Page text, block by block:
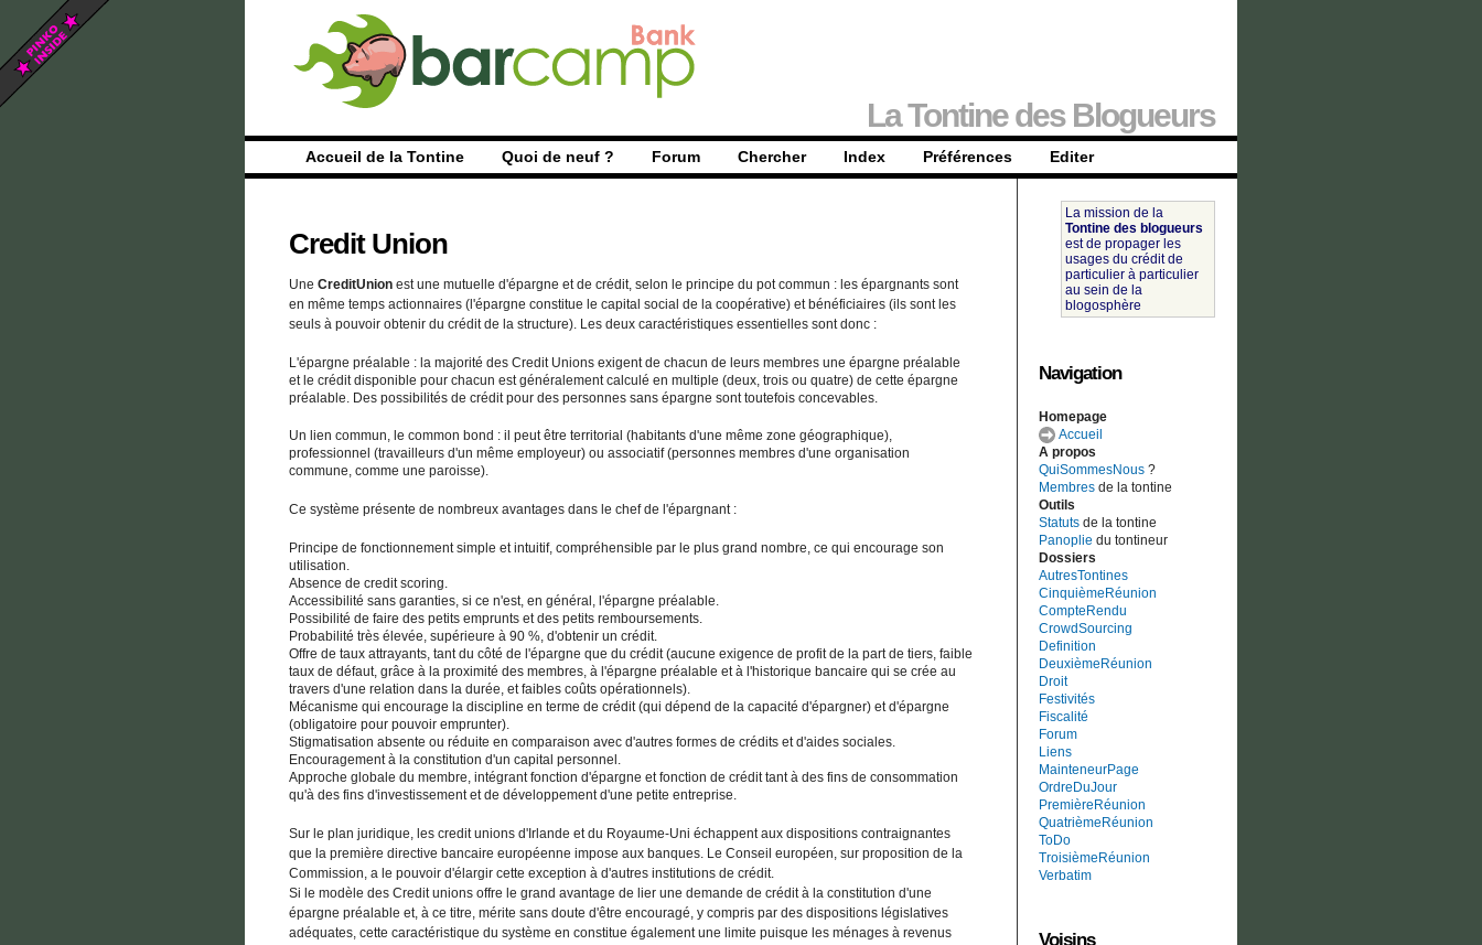
La Tontine des Blogueurs
Accueil de la Tontine Quoi de neuf ? Forum Chercher Index Préférences Editer
Credit Union
Une CreditUnion est une mutuelle d'épargne et de crédit, selon le principe du pot commun : les épargnants sont
en même temps actionnaires (l'épargne constitue le capital social de la coopérative) et bénéficiaires (ils sont les
seuls à pouvoir obtenir du crédit de la structure). Les deux caractéristiques essentielles sont donc :
L'épargne préalable : la majorité des Credit Unions exigent de chacun de leurs membres une épargne préalable
et le crédit disponible pour chacun est généralement calculé en multiple (deux, trois ou quatre) de cette épargne
préalable. Des possibilités de crédit pour des personnes sans épargne sont toutefois concevables.
Un lien commun, le common bond : il peut être territorial (habitants d'une même zone géographique),
professionnel (travailleurs d'un même employeur) ou associatif (personnes membres d'une organisation
commune, comme une paroisse).
Ce système présente de nombreux avantages dans le chef de l'épargnant :
Principe de fonctionnement simple et intuitif, compréhensible par le plus grand nombre, ce qui encourage son
utilisation.
Absence de credit scoring.
Accessibilité sans garanties, si ce n'est, en général, l'épargne préalable.
Possibilité de faire des petits emprunts et des petits remboursements.
Probabilité très élevée, supérieure à 90 %, d'obtenir un crédit.
Offre de taux attrayants, tant du côté de l'épargne que du crédit (aucune exigence de profit de la part de tiers, faible
taux de défaut, grâce à la proximité des membres, à l'épargne préalable et à l'historique bancaire qui se crée au
travers d'une relation dans la durée, et faibles coûts opérationnels).
Mécanisme qui encourage la discipline en terme de crédit (qui dépend de la capacité d'épargner) et d'épargne
(obligatoire pour pouvoir emprunter).
Stigmatisation absente ou réduite en comparaison avec d'autres formes de crédits et d'aides sociales.
Encouragement à la constitution d'un capital personnel.
Approche globale du membre, intégrant fonction d'épargne et fonction de crédit tant à des fins de consommation
qu'à des fins d'investissement et de développement d'une petite entreprise.
Sur le plan juridique, les credit unions d'Irlande et du Royaume-Uni échappent aux dispositions contraignantes
que la première directive bancaire européenne impose aux banques. Le Conseil européen, sur proposition de la
Commission, a le pouvoir d'élargir cette exception à d'autres institutions de crédit.
Si le modèle des Credit unions offre le grand avantage de lier une demande de crédit à la constitution d'une
épargne préalable et, à ce titre, mérite sans doute d'être encouragé, y compris par des dispositions législatives
adéquates, cette caractéristique du système en constitue également une limite puisque les ménages à revenus
La mission de la
Tontine des blogueurs
est de propager les
usages du crédit de
particulier à particulier
au sein de la
blogosphère
Navigation
Homepage
Accueil
A propos
QuiSommesNous ?
Membres de la tontine
Outils
Statuts de la tontine
Panoplie du tontineur
Dossiers
AutresTontines
CinquièmeRéunion
CompteRendu
CrowdSourcing
Definition
DeuxièmeRéunion
Droit
Festivités
Fiscalité
Forum
Liens
MainteneurPage
OrdreDuJour
PremièreRéunion
QuatrièmeRéunion
ToDo
TroisièmeRéunion
Verbatim
Voisins